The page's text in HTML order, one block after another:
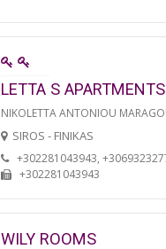
LETTA S APARTMENTS
NIKOLETTA ANTONIOU
SIROS - FINIKAS
+302281043943,
+302281043943
WILY ROOMS